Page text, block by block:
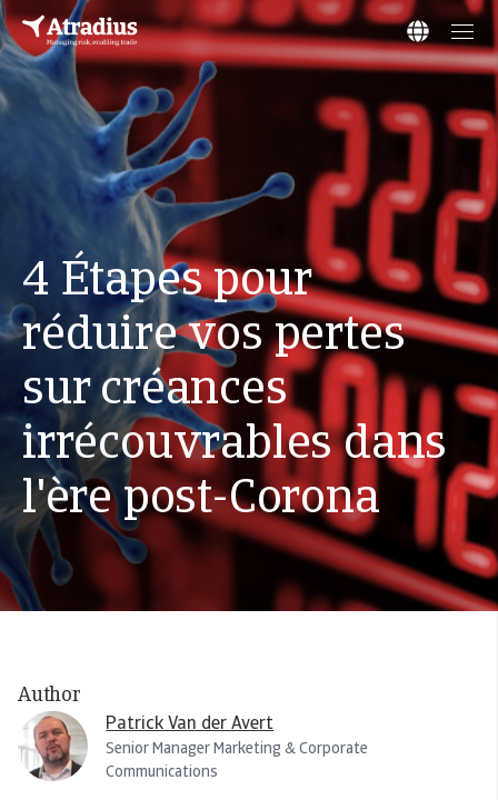
4 Étapes pour
réduire vos pertes
sur créances
irrécouvrables dans
l'ère post-Corona
Author
Patrick Van der Avert
Senior Manager Marketing & Corporate
Communications